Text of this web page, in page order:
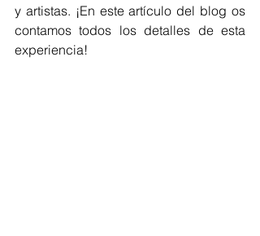
y artistas. ¡En este artículo del blog os
contamos todos los detalles de esta
experiencia!